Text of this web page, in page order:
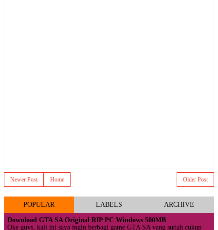
Newer Post Older Post
Home
POPULAR
Download GTA SA Original RIP PC Windows 500MB
Oke guys, kali ini saya ingin berbagi game GTA SA yang sudah cukup
LABELS ARCHIVE